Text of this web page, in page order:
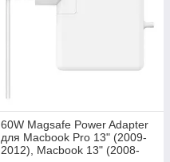
60W Magsafe Power Adapter
для Macbook Pro 13" (2009-
2012), Macbook 13" (2008-